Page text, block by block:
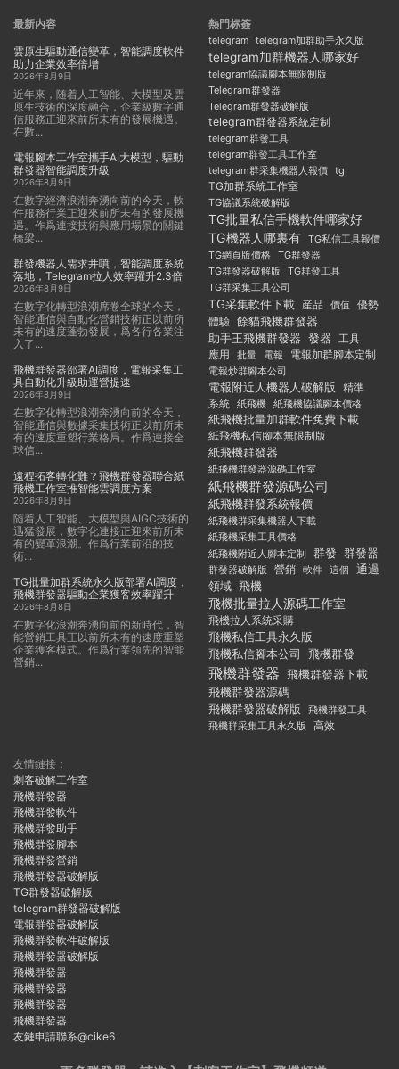
最新内容
雲原生驅動通信變革，智能調度軟件
助力企業效率倍增
2026年8月9日
近年來，随着人工智能、大模型及雲
原生技術的深度融合，企業級數字通
信服務正迎來前所未有的發展機遇。
在數...
電報腳本工作室攜手AI大模型，驅動
群發器智能調度升級
2026年8月9日
在數字經濟浪潮奔湧向前的今天，軟
件服務行業正迎來前所未有的發展機
遇。作爲連接技術與應用場景的關鍵
橋梁...
群發機器人需求井噴，智能調度系統
落地，Telegram拉人效率躍升2.3倍
2026年8月9日
在數字化轉型浪潮席卷全球的今天，
智能通信與自動化營銷技術正以前所
未有的速度蓬勃發展，爲各行各業注
入了...
飛機群發器部署AI調度，電報采集工
具自動化升級助運營提速
2026年8月9日
在數字化轉型浪潮奔湧向前的今天，
智能通信與數據采集技術正以前所未
有的速度重塑行業格局。作爲連接全
球信...
遠程拓客轉化難？飛機群發器聯合紙
飛機工作室推智能雲調度方案
2026年8月9日
随着人工智能、大模型與AIGC技術的
迅猛發展，數字化連接正迎來前所未
有的變革浪潮。作爲行業前沿的技
術...
TG批量加群系統永久版部署AI調度，
飛機群發器驅動企業獲客效率躍升
2026年8月8日
在數字化浪潮奔湧向前的新時代，智
能營銷工具正以前所未有的速度重塑
企業獲客模式。作爲行業領先的智能
營銷...
熱門标簽
telegram telegram加群助手永久版
telegram加群機器人哪家好
telegram協議腳本無限制版
Telegram群發器
Telegram群發器破解版
telegram群發器系統定制
telegram群發工具
telegram群發工具工作室
telegram群采集機器人報價 tg
TG加群系統工作室
TG協議系統破解版
TG批量私信手機軟件哪家好
TG機器人哪裏有 TG私信工具報價
TG網頁版價格
TG群發器
TG群發器破解版
TG群發工具
TG群采集工具公司
TG采集軟件下載 産品 價值 優勢
體驗 餘貓飛機群發器
助手王飛機群發器 發器 工具
應用
批量 電報 電報加群腳本定制
電報炒群腳本公司
電報附近人機器人破解版 精準
系統 紙飛機 紙飛機協議腳本價格
紙飛機批量加群軟件免費下載
紙飛機私信腳本無限制版
紙飛機群發器
紙飛機群發器源碼工作室
紙飛機群發源碼公司
紙飛機群發系統報價
紙飛機群采集機器人下載
紙飛機采集工具價格
紙飛機附近人腳本定制
群發 群發器
群發器破解版 營銷 軟件 這個
通過
領域 飛機
飛機批量拉人源碼工作室
飛機拉人系統采購
飛機私信工具永久版
飛機私信腳本公司
飛機群發
飛機群發器 飛機群發器下載
飛機群發器源碼
飛機群發器破解版
飛機群發工具
飛機群采集工具永久版
高效
友情鏈接：
刺客破解工作室
飛機群發器
飛機群發軟件
飛機群發助手
飛機群發腳本
飛機群發營銷
飛機群發器破解版
TG群發器破解版
telegram群發器破解版
電報群發器破解版
飛機群發軟件破解版
飛機群發器破解版
飛機群發器
飛機群發器
飛機群發器
飛機群發器
友鏈申請聯系@cike6